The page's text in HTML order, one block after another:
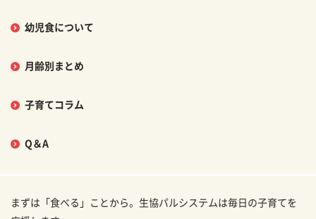
幼児食について
月齢別まとめ
子育てコラム
Q＆A
まずは「食べる」ことから。生協パルシステムは毎日の子育てを